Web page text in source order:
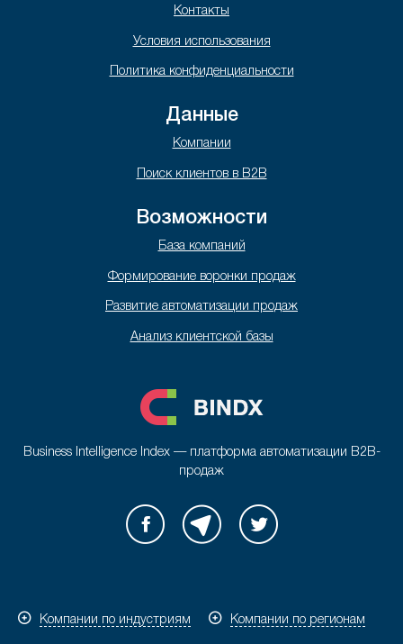
Контакты
Условия использования
Политика конфиденциальности
Данные
Компании
Поиск клиентов в B2B
Возможности
База компаний
Формирование воронки продаж
Развитие автоматизации продаж
Анализ клиентской базы
Business Intelligence Index — платформа автоматизации B2B-
продаж
Компании по индустриям Компании по регионам